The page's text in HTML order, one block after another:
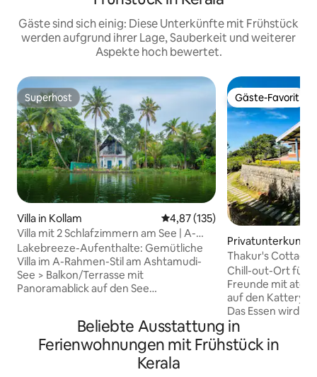
Gäste sind sich einig: Diese Unterkünfte mit Frühstück
werden aufgrund ihrer Lage, Sauberkeit und weiterer
Aspekte hoch bewertet.
Superhost
Superhost
Villa in Kollam Durchschnittliche Bewertung:
4,87 (135)
Villa mit 2 Schlafzimmern am See | A-
Rahmen-Terrasse | Grill | Hängematte
Lakebreeze-Aufenthalte: Gemütliche
Villa im A-Rahmen-Stil am Ashtamudi-
See > Balkon/Terrasse mit
Panoramablick auf den See
Kaffeesets > Klimaanlage, Betten mit
hochwertiger Bettwäsche und
Pflegeprodukte (nur Bad) - Voll
ausgestattete Küche mit
Gäste-Favorit
Gäste-Favorit
Privatunterkunft
ti
Thakur's Cottage:
Wasserfall
Chill-out-Ort für
Freunde mit
auf den Kattery-
Das Essen wird
Nachfrage
Uhr für den
Beliebte Ausstattung in
Ferienwohnungen mit Frühstück in
Kerala